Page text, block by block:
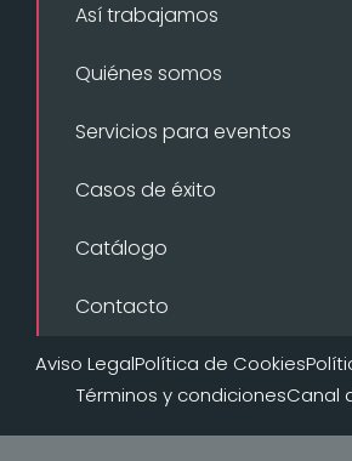
Así trabajamos
Quiénes somos
Servicios para eventos
Casos de éxito
Catálogo
Contacto
Aviso LegalPolítica de Cookies
Términos y condicionesCanal